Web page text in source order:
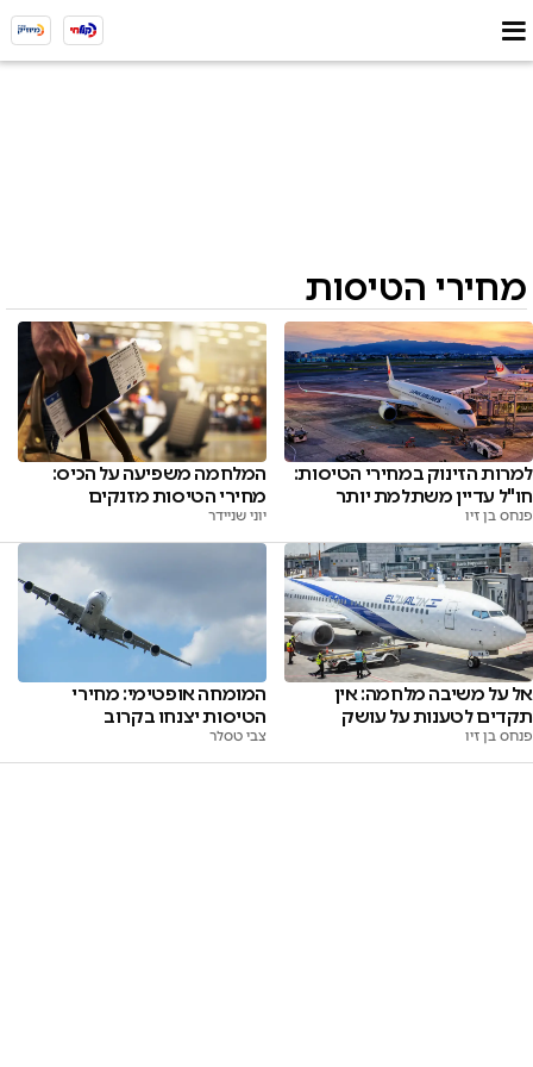
מחירי הטיסות
למרות הזינוק במחירי הטיסות:
חו"ל עדיין משתלמת יותר
פנחס בן זיו
המלחמה משפיעה על הכיס:
מחירי הטיסות מזנקים
יוני שניידר
אל על משיבה מלחמה: אין
תקדים לטענות על עושק
פנחס בן זיו
המומחה אופטימי: מחירי
הטיסות יצנחו בקרוב
צבי טסלר